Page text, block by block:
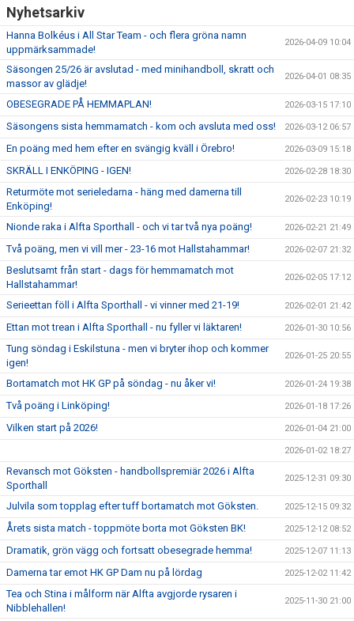
KONTAKT
LIVESÄNDNING
TABELL
Nyhetsarkiv
Hanna Bolkéus i All Star Team - och flera gröna namn
uppmärksammade!
2026-04-09 10:04
Säsongen 25/26 är avslutad - med minihandboll, skratt och
massor av glädje!
2026-04-01 08:35
OBESEGRADE PÅ HEMMAPLAN! 2026-03-15 17:10
Säsongens sista hemmamatch - kom och avsluta med oss! 2026-03-12 06:57
En poäng med hem efter en svängig kväll i Örebro! 2026-03-09 15:18
SKRÄLL I ENKÖPING - IGEN! 2026-02-28 18:30
Returmöte mot serieledarna - häng med damerna till
Enköping!
2026-02-23 10:19
Nionde raka i Alfta Sporthall - och vi tar två nya poäng! 2026-02-21 21:49
Två poäng, men vi vill mer - 23-16 mot Hallstahammar! 2026-02-07 21:32
Beslutsamt från start - dags för hemmamatch mot
Hallstahammar!
2026-02-05 17:12
Serieettan föll i Alfta Sporthall - vi vinner med 21-19! 2026-02-01 21:42
Ettan mot trean i Alfta Sporthall - nu fyller vi läktaren! 2026-01-30 10:56
Tung söndag i Eskilstuna - men vi bryter ihop och kommer
igen!
2026-01-25 20:55
Bortamatch mot HK GP på söndag - nu åker vi! 2026-01-24 19:38
Två poäng i Linköping! 2026-01-18 17:26
Vilken start på 2026! 2026-01-04 21:00
2026-01-02 18:27
Revansch mot Göksten - handbollspremiär 2026 i Alfta
Sporthall
2025-12-31 09:30
Julvila som topplag efter tuff bortamatch mot Göksten. 2025-12-15 09:32
Årets sista match - toppmöte borta mot Göksten BK! 2025-12-12 08:52
Dramatik, grön vägg och fortsatt obesegrade hemma! 2025-12-07 11:13
Damerna tar emot HK GP Dam nu på lördag 2025-12-02 11:42
Tea och Stina i målform när Alfta avgjorde rysaren i
Nibblehallen!
2025-11-30 21:00